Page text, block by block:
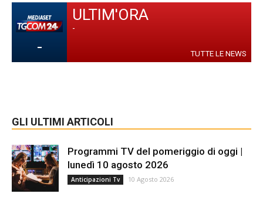
-
ULTIM'ORA
-
TUTTE LE NEWS
GLI ULTIMI ARTICOLI
Programmi TV del pomeriggio di oggi |
lunedì 10 agosto 2026
Anticipazioni Tv 10 Agosto 2026